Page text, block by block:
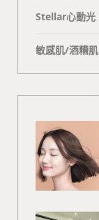
Stellar心動光
敏感肌/酒糟肌